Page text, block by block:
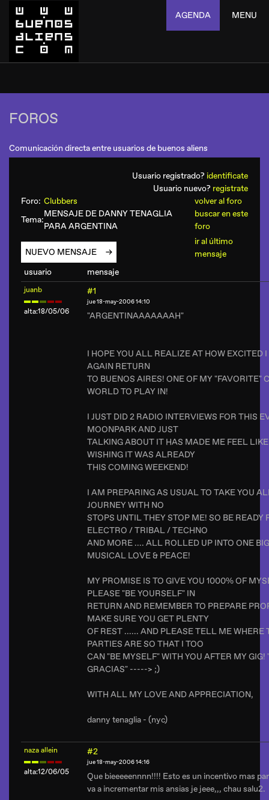
AGENDA MENU
FOROS
Comunicación directa entre usuarios de buenos aliens
Usuario registrado? identificate
Usuario nuevo? registrate
Foro: Clubbers
volver al foro
Tema:
MENSAJE DE DANNY TENAGLIA
PARA ARGENTINA
buscar en este
foro
NUEVO MENSAJE
ir al último
mensaje
usuario
mensaje
juanb
alta:18/05/06
#1
jue 18-may-2006 14:10
"ARGENTINAAAAAAAH"
I HOPE YOU ALL REALIZE AT HOW EXCITED
AGAIN RETURN
TO BUENOS AIRES! ONE OF MY "FAVORITE"
WORLD TO PLAY IN!
I JUST DID 2 RADIO INTERVIEWS FOR THIS
MOONPARK AND JUST
TALKING ABOUT IT HAS MADE ME FEEL
WISHING IT WAS ALREADY
THIS COMING WEEKEND!
I AM PREPARING AS USUAL TO TAKE YOU
JOURNEY WITH NO
STOPS UNTIL THEY STOP ME! SO BE READY
ELECTRO / TRIBAL / TECHNO
AND MORE .... ALL ROLLED UP INTO ONE
MUSICAL LOVE & PEACE!
MY PROMISE IS TO GIVE YOU 1000% OF
PLEASE "BE YOURSELF" IN
RETURN AND REMEMBER TO PREPARE
MAKE SURE YOU GET PLENTY
OF REST ...... AND PLEASE TELL ME WHERE
PARTIES ARE SO THAT I TOO
CAN "BE MYSELF" WITH YOU AFTER MY GIG!
GRACIAS" -----> ;)
WITH ALL MY LOVE AND APPRECIATION,
danny tenaglia - (nyc)
naza allein
alta:12/06/05
#2
jue 18-may-2006 14:16
Que bieeeeennnn!!!! Esto es un incentivo mas
va a incrementar mis ansias je jeee,,, chau salu2.